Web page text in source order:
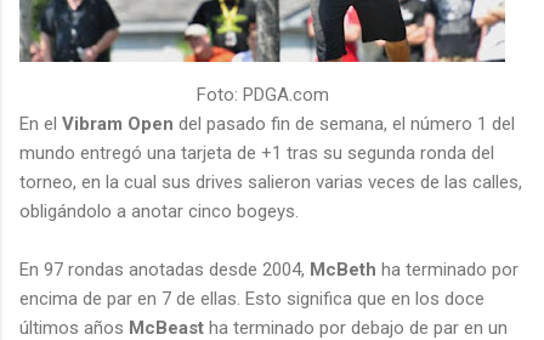
Foto: PDGA.com
En el Vibram Open del pasado fin de semana, el número 1 del
mundo entregó una tarjeta de +1 tras su segunda ronda del
torneo, en la cual sus drives salieron varias veces de las calles,
obligándolo a anotar cinco bogeys.
En 97 rondas anotadas desde 2004, McBeth ha terminado por
encima de par en 7 de ellas. Esto significa que en los doce
últimos años McBeast ha terminado por debajo de par en un